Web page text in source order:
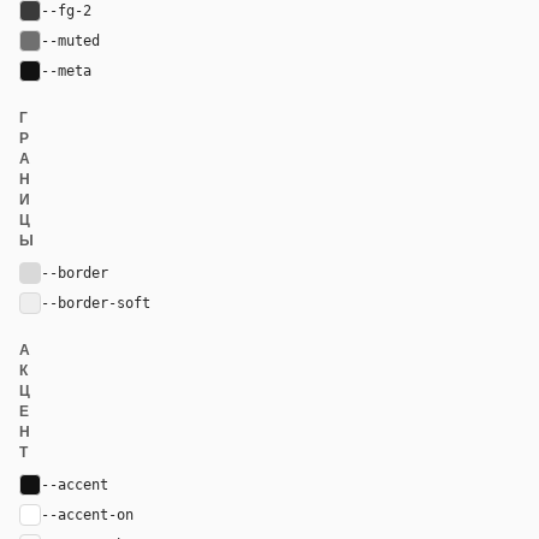
--fg-2
--muted
--meta
Г
Р
А
Н
И
Ц
Ы
--border
--border-soft
А
К
Ц
Е
Н
Т
--accent
--accent-on